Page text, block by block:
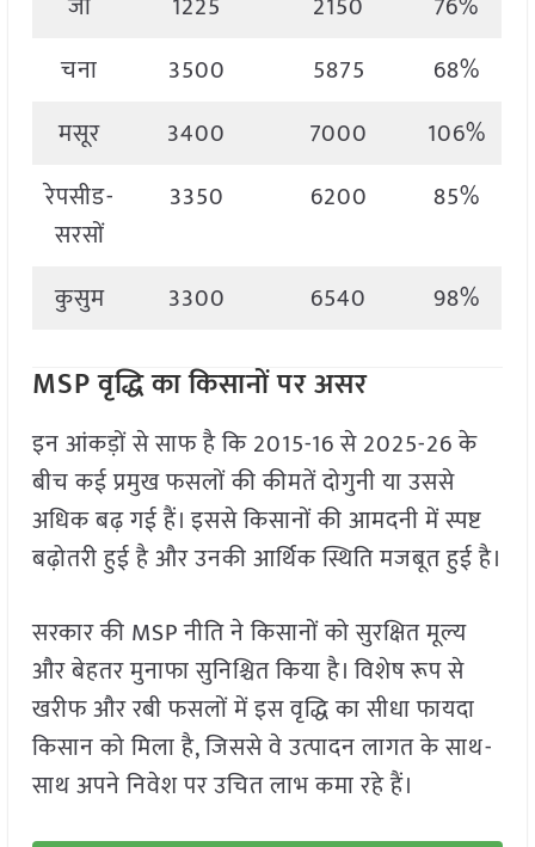
चना
3500 5875
68%
मसूर
3400 7000
106%
रेपसीड-
सरसों
3350 6200 85%
कुसुम 3300 6540 98%
MSP वृद्धि का किसानों पर असर
इन आंकड़ों से साफ है कि 2015-16 से 2025-26 के
बीच कई प्रमुख फसलों की कीमतें दोगुनी या उससे
अधिक बढ़ गई हैं। इससे किसानों की आमदनी में स्पष्ट
बढ़ोतरी हुई है और उनकी आर्थिक स्थिति मजबूत हुई है।
सरकार की MSP नीति ने किसानों को सुरक्षित मूल्य
और बेहतर मुनाफा सुनिश्चित किया है। विशेष रूप से
खरीफ और रबी फसलों में इस वृद्धि का सीधा फायदा
किसान को मिला है, जिससे वे उत्पादन लागत के साथ-
साथ अपने निवेश पर उचित लाभ कमा रहे हैं।